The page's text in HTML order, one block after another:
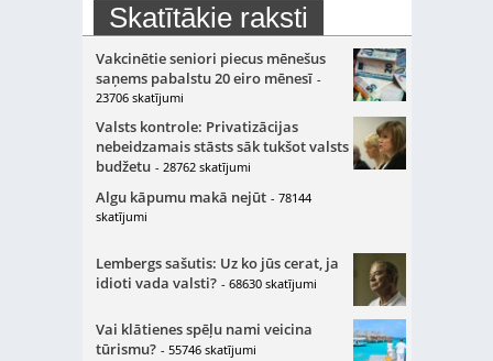
Skatītākie raksti
Vakcinētie seniori piecus mēnešus
saņems pabalstu 20 eiro mēnesī -
23706 skatījumi
Valsts kontrole: Privatizācijas
nebeidzamais stāsts sāk tukšot valsts
budžetu - 28762 skatījumi
Algu kāpumu makā nejūt - 78144
skatījumi
Lembergs sašutis: Uz ko jūs cerat, ja
idioti vada valsti? - 68630 skatījumi
Vai klātienes spēļu nami veicina
tūrismu? - 55746 skatījumi